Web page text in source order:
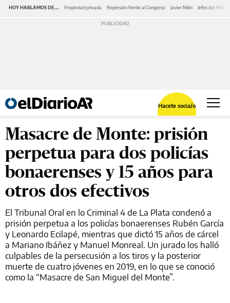
HOY HABLAMOS DE... Propiedad privada Represión frente al Congreso Javier Milei Jefes del PAMI
Hacete socia/o
Masacre de Monte: prisión
perpetua para dos policías
bonaerenses y 15 años para
otros dos efectivos
El Tribunal Oral en lo Criminal 4 de La Plata condenó a
prisión perpetua a los policías bonaerenses Rubén García
y Leonardo Ecilapé, mientras que dictó 15 años de cárcel
a Mariano Ibáñez y Manuel Monreal. Un jurado los halló
culpables de la persecusión a los tiros y la posterior
muerte de cuatro jóvenes en 2019, en lo que se conoció
como la “Masacre de San Miguel del Monte”.